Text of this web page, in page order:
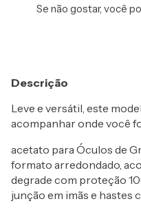
Se não gostar, você
Descrição
Leve e versátil, este
acompanhar onde você
acetato para Óculos de
formato arredondado,
degrade com proteção
junção em imãs e hastes